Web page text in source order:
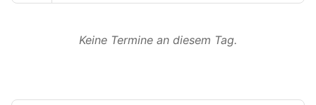
Keine Termine an diesem Tag.